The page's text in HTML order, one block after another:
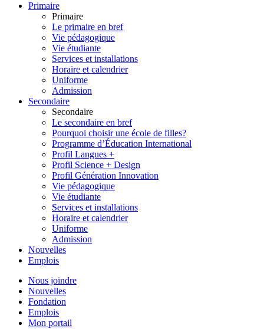
Primaire
Primaire
Le primaire en bref
Vie pédagogique
Vie étudiante
Services et installations
Horaire et calendrier
Uniforme
Admission
Secondaire
Secondaire
Le secondaire en bref
Pourquoi choisir une école de filles?
Programme d’Éducation International
Profil Langues +
Profil Science + Design
Profil Génération Innovation
Vie pédagogique
Vie étudiante
Services et installations
Horaire et calendrier
Uniforme
Admission
Nouvelles
Emplois
Nous joindre
Nouvelles
Fondation
Emplois
Mon portail